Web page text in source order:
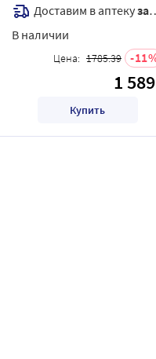
Доставим в аптекузавтра
В наличии
Цена: 1785.39 11
1 589
Купить